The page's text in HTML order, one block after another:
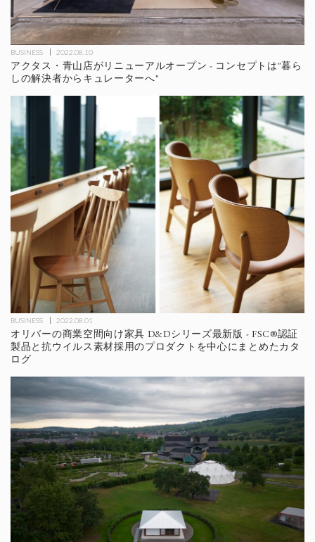
BUSINESS 2022.08.10
アクタス・青山店がリニューアルオープン - コンセプトは"暮ら
しの解決者からキュレーターへ"
BUSINESS 2022.08.01
オリバーの商業空間向け家具 D&Dシリーズ最新版 - FSC®認証
製品と抗ウイルス素材採用のプロダクトを中心にまとめたカタ
ログ